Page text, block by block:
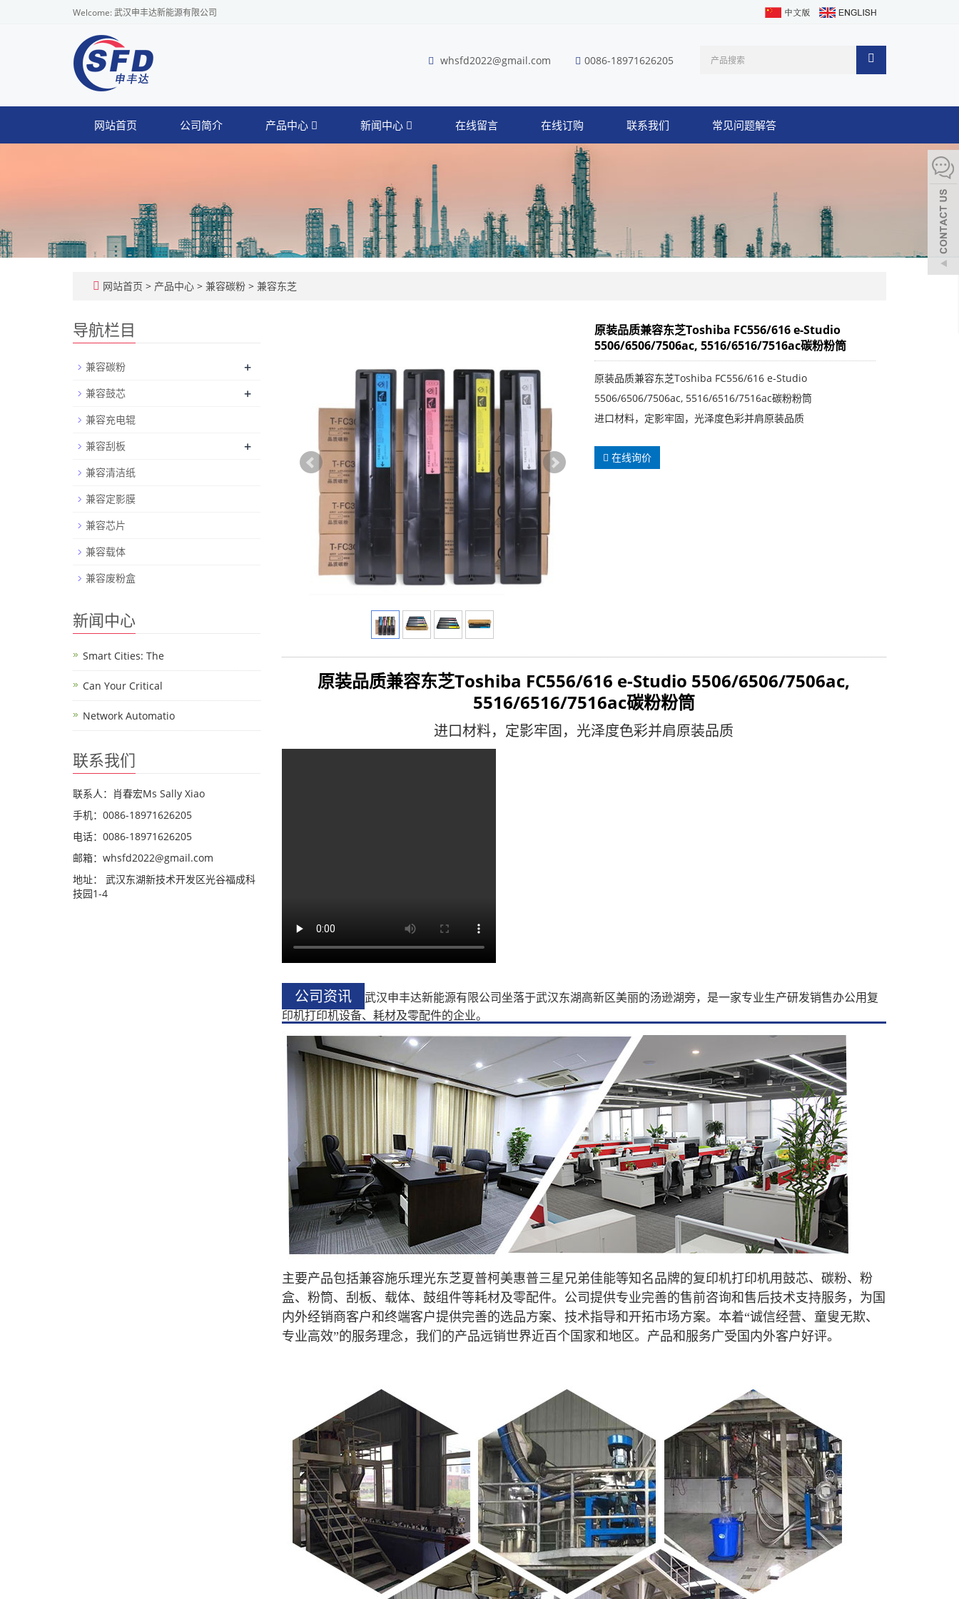
Welcome: 武汉申丰达新能源有限公司
whsfd2022@gmail.com 0086-18971626205
网站首页 公司简介 产品中心 新闻中心 在线留言 在线订购 联系我们 常见问题解答
网站首页 > 产品中心 > 兼容碳粉 > 兼容东芝
原装品质兼容东芝Toshiba FC556/616 e-Studio
5506/6506/7506ac, 5516/6516/7516ac碳粉粉筒
原装品质兼容东芝Toshiba FC556/616 e-Studio
5506/6506/7506ac, 5516/6516/7516ac碳粉粉筒
进口材料，定影牢固，光泽度色彩并肩原装品质
在线询价
原装品质兼容东芝Toshiba FC556/616 e-Studio 5506/6506/7506ac,
5516/6516/7516ac碳粉粉筒
进口材料，定影牢固，光泽度色彩并肩原装品质
公司资讯
武汉申丰达新能源有限公司坐落于武汉东湖高新区美丽的汤逊湖旁，是一家专业生产研发销售办公用复
印机打印机设备、耗材及零配件的企业。
主要产品包括兼容施乐理光东芝夏普柯美惠普三星兄弟佳能等知名品牌的复印机打印机用鼓芯、碳粉、粉
盒、粉筒、刮板、载体、鼓组件等耗材及零配件。公司提供专业完善的售前咨询和售后技术支持服务，为国
内外经销商客户和终端客户提供完善的选品方案、技术指导和开拓市场方案。本着“诚信经营、童叟无欺、
专业高效”的服务理念，我们的产品远销世界近百个国家和地区。产品和服务广受国内外客户好评。
导航栏目
兼容碳粉 +
兼容鼓芯 +
兼容充电辊
兼容刮板
+
兼容清洁纸
兼容定影膜
兼容芯片
兼容载体
兼容废粉盒
新闻中心
Smart Cities: The
Can Your Critical
Network Automatio
联系我们
联系人：肖春宏Ms Sally Xiao
手机：0086-18971626205
电话：0086-18971626205
邮箱：whsfd2022@gmail.com
地址： 武汉东湖新技术开发区光谷福成科
技园1-4